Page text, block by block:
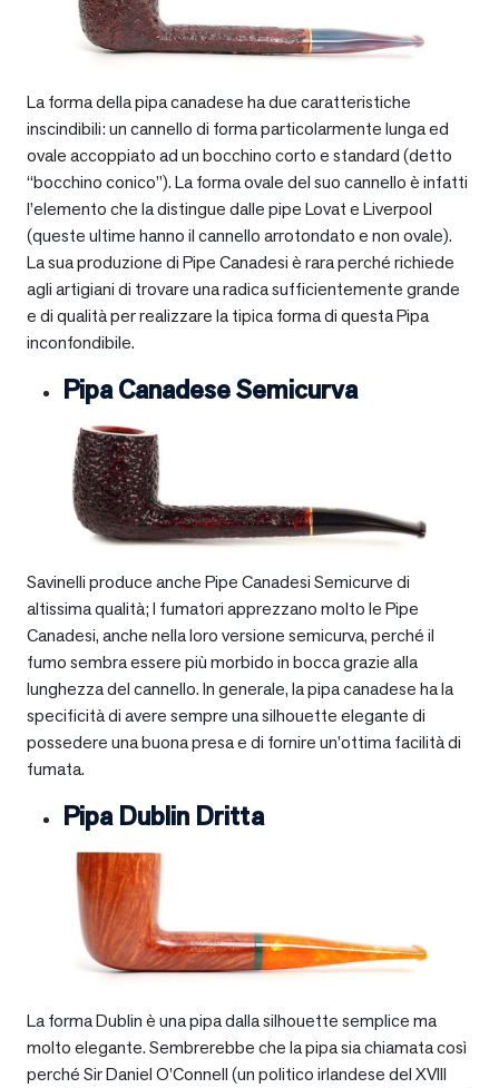
La forma della pipa canadese ha due caratteristiche
inscindibili: un cannello di forma particolarmente lunga ed
ovale accoppiato ad un bocchino corto e standard (detto
“bocchino conico”). La forma ovale del suo cannello è infatti
l’elemento che la distingue dalle pipe Lovat e Liverpool
(queste ultime hanno il cannello arrotondato e non ovale).
La sua produzione di Pipe Canadesi è rara perché richiede
agli artigiani di trovare una radica sufficientemente grande
e di qualità per realizzare la tipica forma di questa Pipa
inconfondibile.
Pipa Canadese Semicurva
Savinelli produce anche Pipe Canadesi Semicurve di
altissima qualità; I fumatori apprezzano molto le Pipe
Canadesi, anche nella loro versione semicurva, perché il
fumo sembra essere più morbido in bocca grazie alla
lunghezza del cannello. In generale, la pipa canadese ha la
specificità di avere sempre una silhouette elegante di
possedere una buona presa e di fornire un’ottima facilità di
fumata.
Pipa Dublin Dritta
La forma Dublin è una pipa dalla silhouette semplice ma
molto elegante. Sembrerebbe che la pipa sia chiamata così
perché Sir Daniel O’Connell (un politico irlandese del XVIII